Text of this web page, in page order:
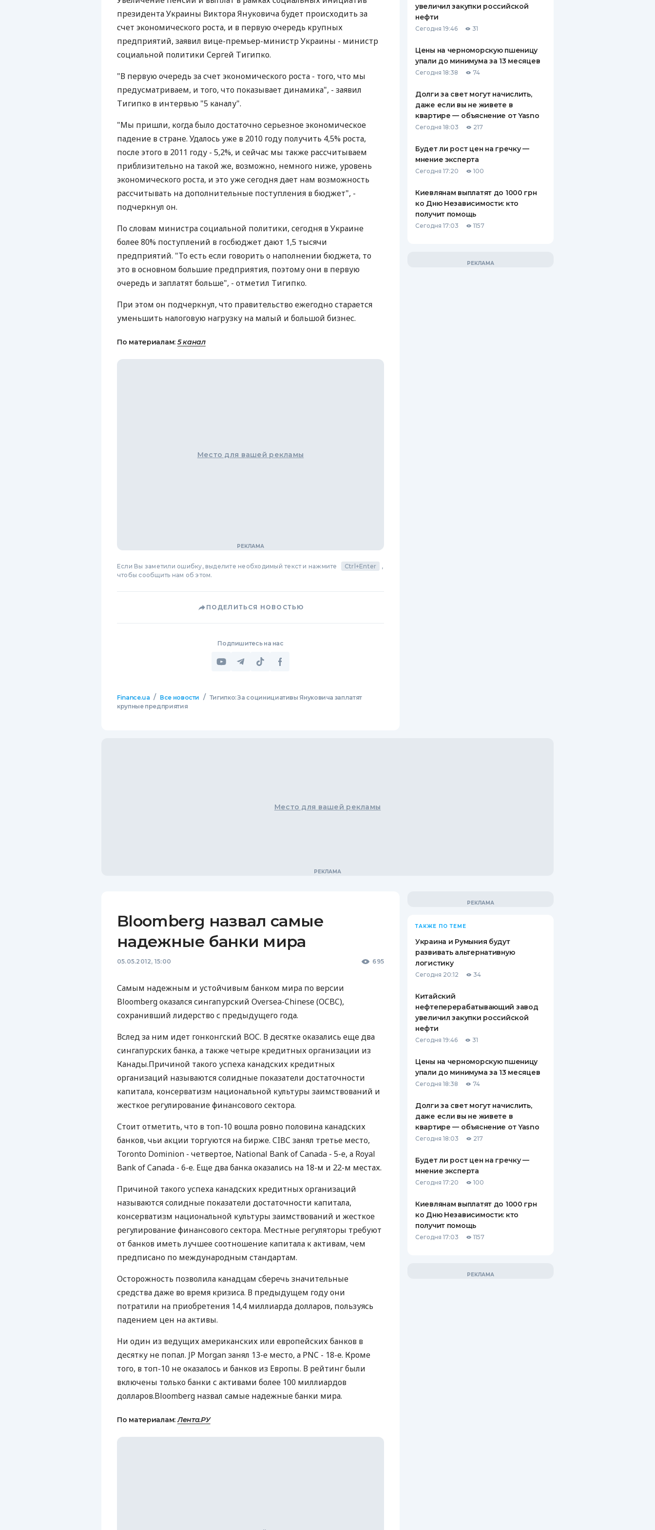
ЕЖЕМЕСЯЧНЫЙ ОБЗОР
КЕШБЭКА
ПУТЕВОДИТЕЛИ ПО
ПУТЕВОДИТЕЛИ ПО
СТРАХОВЫЕ КОМПАНИИ
КОМПАНИЯХ
ДОСТАВКА И ОПЛАТА
КОНТАКТЫ
президента Украины Виктора Януковича будет происходить за
счет экономического роста, и в первую очередь крупных
предприятий, заявил вице-премьер-министр Украины - министр
социальной политики Сергей Тигипко.
"В первую очередь за счет экономического роста - того, что мы
предусматриваем, и того, что показывает динамика", - заявил
Тигипко в интервью "5 каналу".
"Мы пришли, когда было достаточно серьезное экономическое
падение в стране. Удалось уже в 2010 году получить 4,5% роста,
после этого в 2011 году - 5,2%, и сейчас мы также рассчитываем
приблизительно на такой же, возможно, немного ниже, уровень
экономического роста, и это уже сегодня дает нам возможность
рассчитывать на дополнительные поступления в бюджет", -
подчеркнул он.
По словам министра социальной политики, сегодня в Украине
более 80% поступлений в госбюджет дают 1,5 тысячи
предприятий. "То есть если говорить о наполнении бюджета, то
это в основном большие предприятия, поэтому они в первую
очередь и заплатят больше", - отметил Тигипко.
При этом он подчеркнул, что правительство ежегодно старается
уменьшить налоговую нагрузку на малый и большой бизнес.
По материалам: 5 канал
Место для вашей рекламы
Если Вы заметили ошибку, выделите необходимый текст и нажмите Ctrl+Enter
,
чтобы сообщить нам об этом.
ПОДЕЛИТЬСЯ НОВОСТЬЮ
Подпишитесь на нас
Finance.ua / Все новости / Тигипко: За социнициативы Януковича заплатят
крупные предприятия
увеличил закупки российской
нефти
Сегодня 19:46 31
Цены на черноморскую пшеницу
упали до минимума за 13 месяцев
Сегодня 18:38 74
Долги за свет могут начислить,
даже если вы не живете в
квартире — объяснение от Yasno
Сегодня 18:03 217
Будет ли рост цен на гречку —
мнение эксперта
Сегодня 17:20 100
Киевлянам выплатят до 1000 грн
ко Дню Независимости: кто
получит помощь
Сегодня 17:03 1157
Место для вашей рекламы
Bloomberg назвал самые
надежные банки мира
05.05.2012, 15:00 695
Самым надежным и устойчивым банком мира по версии
Bloomberg оказался сингапурский Oversea-Chinese (OCBC),
сохранивший лидерство с предыдущего года.
Вслед за ним идет гонконгский BOC. В десятке оказались еще два
сингапурских банка, а также четыре кредитных организации из
Канады.Причиной такого успеха канадских кредитных
организаций называются солидные показатели достаточности
капитала, консерватизм национальной культуры заимствований и
жесткое регулирование финансового сектора.
Стоит отметить, что в топ-10 вошла ровно половина канадских
банков, чьи акции торгуются на бирже. CIBC занял третье место,
Toronto Dominion - четвертое, National Bank of Canada - 5-е, а Royal
Bank of Canada - 6-е. Еще два банка оказались на 18-м и 22-м местах.
Причиной такого успеха канадских кредитных организаций
называются солидные показатели достаточности капитала,
консерватизм национальной культуры заимствований и жесткое
регулирование финансового сектора. Местные регуляторы требуют
от банков иметь лучшее соотношение капитала к активам, чем
предписано по международным стандартам.
Осторожность позволила канадцам сберечь значительные
средства даже во время кризиса. В предыдущем году они
потратили на приобретения 14,4 миллиарда долларов, пользуясь
падением цен на активы.
Ни один из ведущих американских или европейских банков в
десятку не попал. JP Morgan занял 13-е место, а PNC - 18-е. Кроме
того, в топ-10 не оказалось и банков из Европы. В рейтинг были
включены только банки с активами более 100 миллиардов
долларов.Bloomberg назвал самые надежные банки мира.
По материалам:Лента.РУ
ТАКЖЕ ПО ТЕМЕ
Украина и Румыния будут
развивать альтернативную
логистику
Сегодня 20:12 34
Китайский
нефтеперерабатывающий завод
увеличил закупки российской
нефти
Сегодня 19:46 31
Цены на черноморскую пшеницу
упали до минимума за 13 месяцев
Сегодня 18:38 74
Долги за свет могут начислить,
даже если вы не живете в
квартире — объяснение от Yasno
Сегодня 18:03 217
Будет ли рост цен на гречку —
мнение эксперта
Сегодня 17:20 100
Киевлянам выплатят до 1000 грн
ко Дню Независимости: кто
получит помощь
Сегодня 17:03 1157